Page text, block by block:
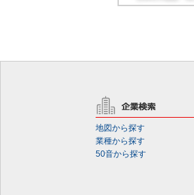
地図から探す
業種から探す
50音から探す